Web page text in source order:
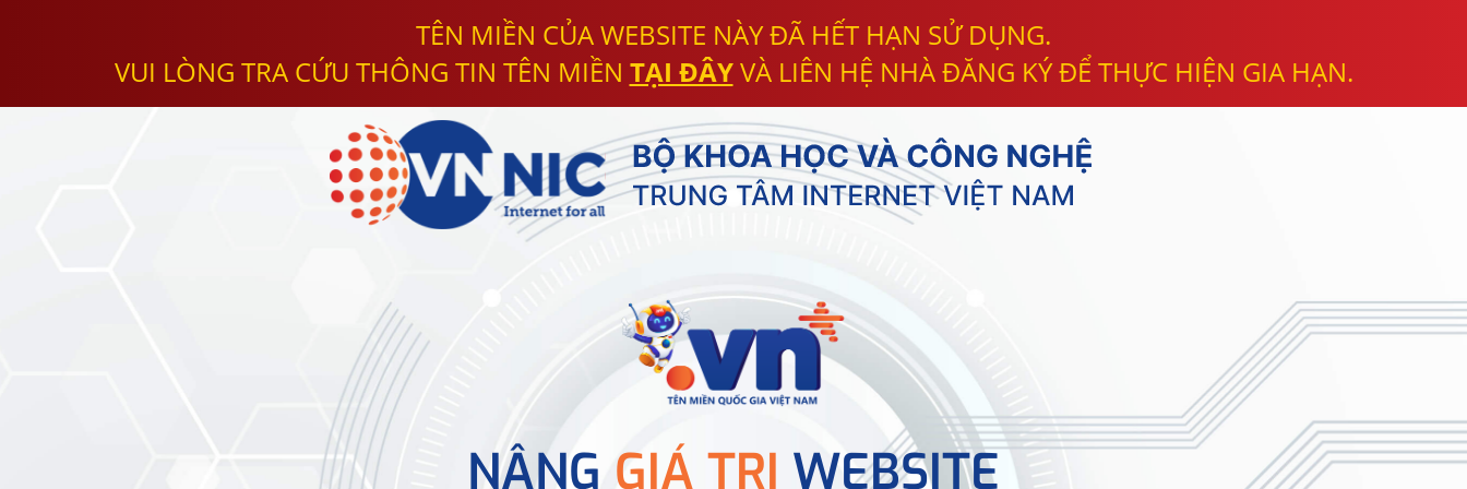
TÊN MIỀN CỦA WEBSITE NÀY ĐÃ HẾT HẠN SỬ DỤNG.
VUI LÒNG TRA CỨU THÔNG TIN TÊN MIỀN TẠI ĐÂYVÀ LIÊN HỆ NHÀ ĐĂNG KÝ ĐỂ THỰC HIỆN GIA HẠN.
NÂNG GIÁ TRỊ WEBSITE